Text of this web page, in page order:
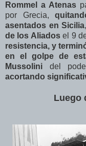
Rommel a Atenas
por Grecia,
asentados en Sicilia,
de los Aliadosel 9
resistencia, y
en el golpe de
Mussolini del
acortando
Luego